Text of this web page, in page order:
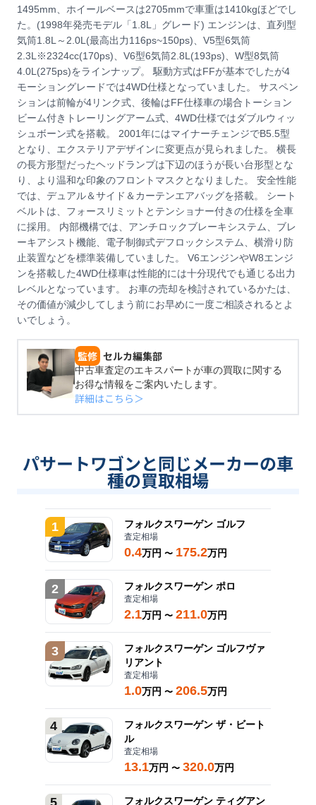
1495mm、ホイールベースは2705mmで車重は1410kgほどでし
た。(1998年発売モデル「1.8L」グレード) エンジンは、直列型
気筒1.8L～2.0L(最高出力116ps~150ps)、V5型6気筒
2.3L※2324cc(170ps)、V6型6気筒2.8L(193ps)、W型8気筒
4.0L(275ps)をラインナップ。 駆動方式はFFが基本でしたが4
モーショングレードでは4WD仕様となっていました。 サスペン
ションは前輪が4リンク式、後輪はFF仕様車の場合トーション
ビーム付きトレーリングアーム式、4WD仕様ではダブルウィッ
シュボーン式を搭載。 2001年にはマイナーチェンジでB5.5型
となり、エクステリアデザインに変更点が見られました。 横長
の長方形型だったヘッドランプは下辺のほうが長い台形型とな
り、より温和な印象のフロントマスクとなりました。 安全性能
では、デュアル＆サイド＆カーテンエアバッグを搭載。 シート
ベルトは、フォースリミットとテンショナー付きの仕様を全車
に採用。 内部機構では、アンチロックブレーキシステム、ブレ
ーキアシスト機能、電子制御式デフロックシステム、横滑り防
止装置などを標準装備していました。 V6エンジンやW8エンジ
ンを搭載した4WD仕様車は性能的には十分現代でも通じる出力
レベルとなっています。 お車の売却を検討されているかたは、
その価値が減少してしまう前にお早めに一度ご相談されるとよ
いでしょう。
監修 セルカ編集部
中古車査定のエキスパートが車の買取に関する
お得な情報をご案内いたします。
詳細はこちら＞
パサートワゴンと同じメーカーの車
種の買取相場
1 フォルクスワーゲン ゴルフ
査定相場
0.4万円 〜 175.2万円
2 フォルクスワーゲン ポロ
査定相場
2.1万円 〜 211.0万円
3 フォルクスワーゲン ゴルフヴァ
リアント
査定相場
1.0万円 〜 206.5万円
4 フォルクスワーゲン ザ・ビート
ル
査定相場
13.1万円 〜 320.0万円
5 フォルクスワーゲン ティグアン